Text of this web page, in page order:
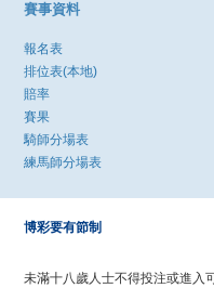
賽事資料
報名表
排位表(本地)
賠率
賽果
騎師分場表
練馬師分場表
博彩要有節制
未滿十八歲人士不得投注或進入